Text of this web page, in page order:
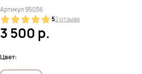
Артикул95036
52 отзыва
3 500р.
Цвет: